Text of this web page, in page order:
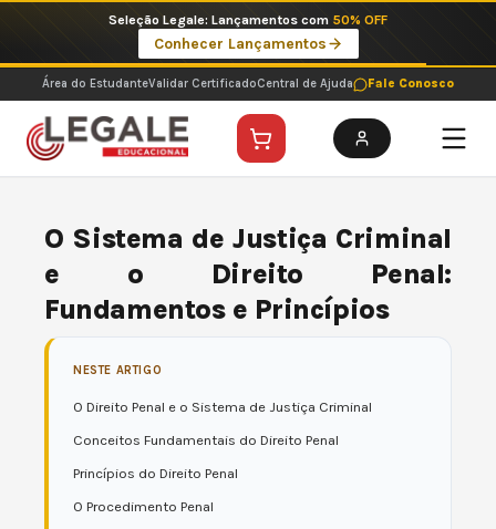
o
conteúdo
Seleção Legale: Lançamentos com 50% OFF
Conhecer Lançamentos
Área do EstudanteValidar CertificadoCentral de Ajuda Fale Conosco
O Sistema de Justiça Criminal
e o Direito Penal:
Fundamentos e Princípios
NESTE ARTIGO
O Direito Penal e o Sistema de Justiça Criminal
Conceitos Fundamentais do Direito Penal
Princípios do Direito Penal
O Procedimento Penal